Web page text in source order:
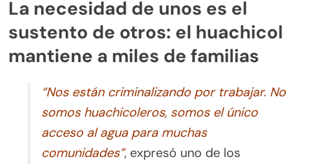
La necesidad de unos es el
sustento de otros: el huachicol
mantiene a miles de familias
“Nos están criminalizando por trabajar. No
somos huachicoleros, somos el único
acceso al agua para muchas
comunidades”, expresó uno de los